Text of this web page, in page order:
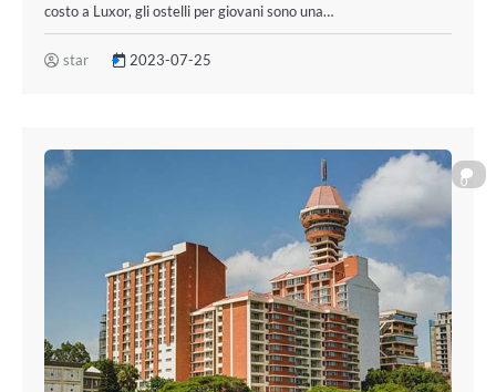
costo a Luxor, gli ostelli per giovani sono una…
star 2023-07-25
0